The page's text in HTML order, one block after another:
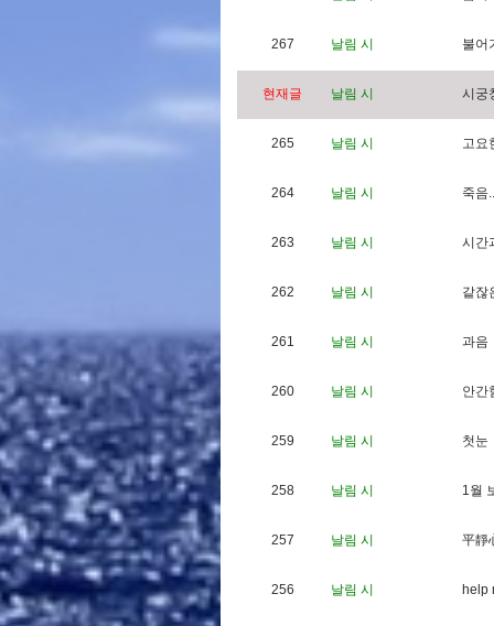
267 날림 시 불어
현재글 날림 시 시 궁
265 날림 시 고요
264 날림 시 죽음..
263 날림 시 시 간
262 날림 시 같잖
261 날림 시 과음
260 날림 시 안간
259 날림 시 첫눈
258 날림 시 1월
257 날림 시 平靜
256 날림 시 he p